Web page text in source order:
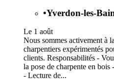
•Yverdon-les-
Le 1 août
Nous sommes activement à
charpentiers expérimentés
clients. Responsabilités -
la pose de charpente en
- Lecture de...